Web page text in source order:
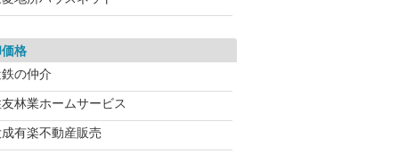
格
の仲介
林業ホームサービス
有楽不動産販売